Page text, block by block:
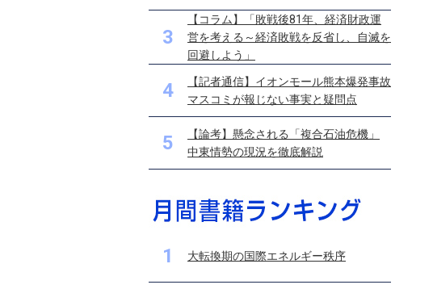
3
【コラム】「敗戦後81年、経済財政運
営を考える～経済敗戦を反省し、自滅を
回避しよう」
4
【記者通信】イオンモール熊本爆発事故
マスコミが報じない事実と疑問点
5
【論考】懸念される「複合石油危機」
中東情勢の現況を徹底解説
1 大転換期の国際エネルギー秩序